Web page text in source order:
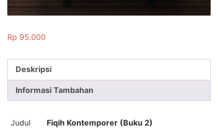
Rp 95.000
Deskripsi
Informasi Tambahan
Judul
Fiqih Kontemporer (Buku 2)